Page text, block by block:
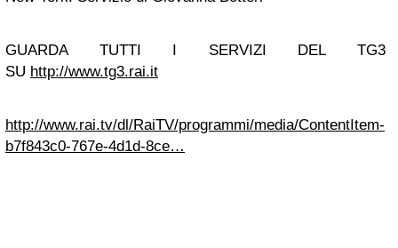
GUARDA TUTTI I SERVIZI DEL TG3
SU http://www.tg3.rai.it
http://www.rai.tv/dl/RaiTV/programmi/media/ContentItem-
b7f843c0-767e-4d1d-8ce…